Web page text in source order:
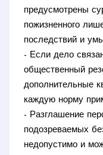
предусмотрены
пожизненного
последствий и
- Если дело
общественный
дополнительные
каждую норму
- Разглашение
подозреваемых
недопустимо и